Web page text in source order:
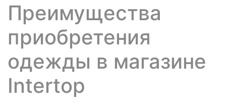
Преимущества
приобретения
одежды в магазине
Intertop